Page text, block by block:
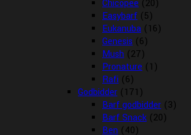
Chicopee (20)
Easybarf (5)
Eukanuba (16)
Genesis (6)
Mush (27)
Pronature (1)
Rafi (6)
Godbidder (171)
Barf godbidder (3)
Barf Snack (20)
Ben (40)